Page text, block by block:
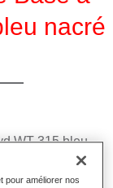
nacré
WT 315 bleu
Permahyd
pour améliorer nos